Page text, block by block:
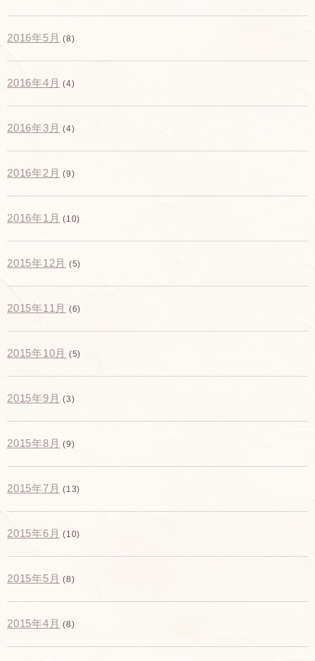
2016年5月 (8)
2016年4月 (4)
2016年3月 (4)
2016年2月 (9)
2016年1月 (10)
2015年12月 (5)
2015年11月 (6)
2015年10月 (5)
2015年9月 (3)
2015年8月 (9)
2015年7月 (13)
2015年6月 (10)
2015年5月 (8)
2015年4月 (8)